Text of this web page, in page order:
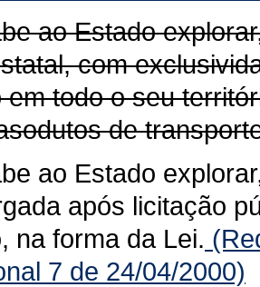
ao Estado
com
em todo o seu
de
ao Estado
após licitação
na forma da Lei.
7 de 24/04/2000)